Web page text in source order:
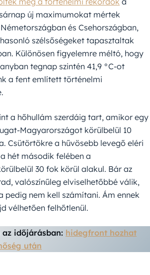
új maximumokat mértek
és Csehországban,
szélsőségeket tapasztaltak
Különösen figyelemre méltó, hogy
tegnap szintén 41,9 °C-ot
a fent említett történelmi
a hőhullám szerdáig tart, amikor egy
Magyarországot körülbelül 10
Csütörtökre a hűvösebb levegő eléri
hét második felében a
30 fok körül alakul. Bár az
valószínűleg elviselhetőbbé válik,
pedig nem kell számítani. Ám ennek
vélhetően felhőtlenül.
időjárásban: hidegfront hozhat
után